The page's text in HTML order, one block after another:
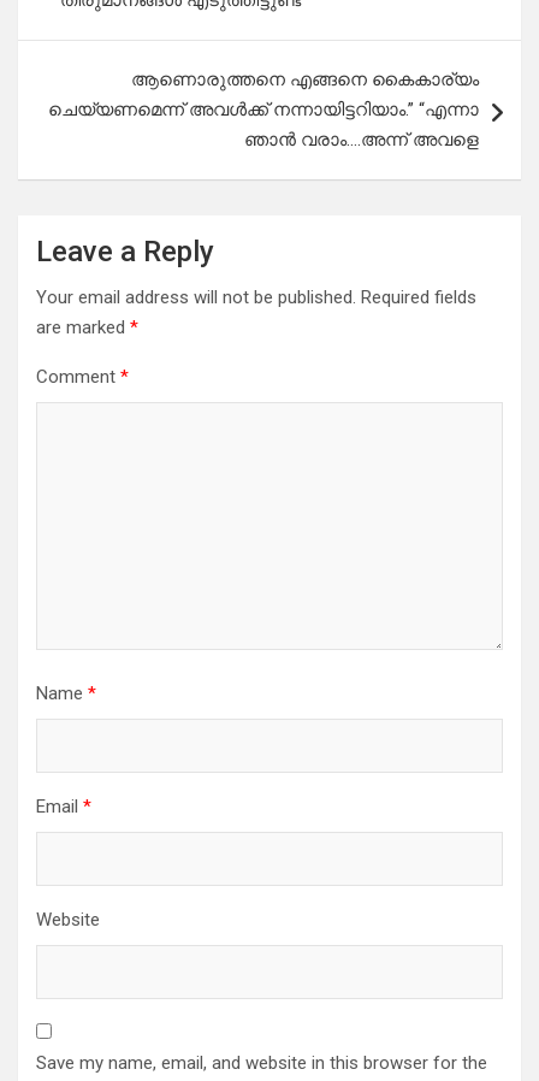
ആണൊരുത്തനെ എങ്ങനെ കൈകാര്യം
ചെയ്യണമെന്ന് അവൾക്ക് നന്നായിട്ടറിയാം.” “എന്നാ
ഞാൻ വരാം….അന്ന് അവളെ
Leave a Reply
Your email address will not be published. Required fields
are marked *
Comment *
Name *
Email *
Website
Save my name, email, and website in this browser for the